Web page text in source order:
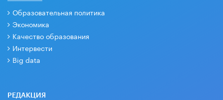
Образовательная политика
Экономика
Качество образования
Интервести
Big data
РЕДАКЦИЯ